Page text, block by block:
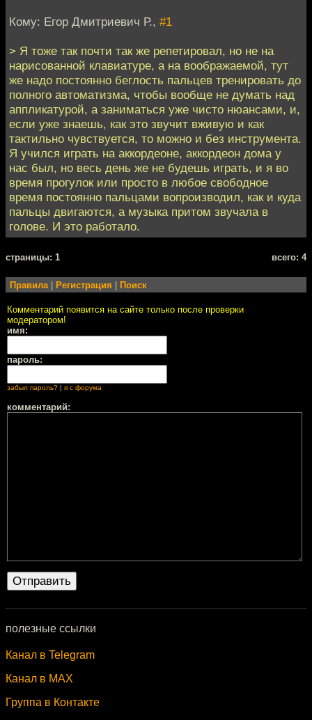
Кому: Егор Дмитриевич Р., #1
> Я тоже так почти так же репетировал, но не на
нарисованной клавиатуре, а на воображаемой, тут
же надо постоянно беглость пальцев тренировать до
полного автоматизма, чтобы вообще не думать над
аппликатурой, а заниматься уже чисто нюансами, и,
если уже знаешь, как это звучит вживую и как
тактильно чувствуется, то можно и без инструмента.
Я учился играть на аккордеоне, аккордеон дома у
нас был, но весь день же не будешь играть, и я во
время прогулок или просто в любое свободное
время постоянно пальцами вопроизводил, как и куда
пальцы двигаются, а музыка притом звучала в
голове. И это работало.
cтраницы: 1 всего: 4
Правила | Регистрация | Поиск
Комментарий появится на сайте только после проверки
модератором!
имя:
пароль:
забыл пароль? | я с форума
комментарий:
полезные ссылки
Канал в Telegram
Канал в MAX
Группа в Контакте